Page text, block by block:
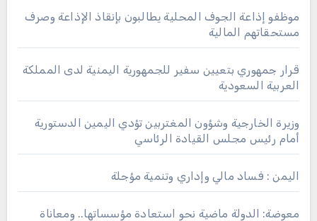
موظفو إذاعة الجوف المحلية يطالبون بإنقاذ الإذاعة وصرف
مستحقاتهم المالية
قرار جمهوري بتعيين سفير للجمهورية اليمنية لدى المملكة
العربية السعودية
وزيرة الخارجية وشؤون المغتربين تؤدي اليمين الدستورية
أمام رئيس مجلس القيادة الرئاسي
اليمن : فساد مالي وإداري وتنمية مؤجلة
معوضة: الدولة ماضية نحو استعادة مؤسساتها.. ومعاناة